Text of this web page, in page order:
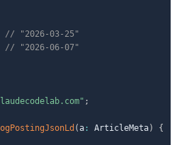
// "2026-03-25"
// "2026-06-07"
;
(a : ArticleMeta)
{